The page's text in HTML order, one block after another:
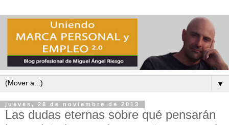
▼
jueves, 28 de noviembre de 2013
Las dudas eternas sobre qué pensarán